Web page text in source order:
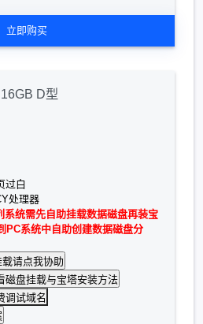
立即购买
D型
过白
处理器
统需先自助挂载数据磁盘再装宝
PC系统中自助创建数据磁盘分
调试域名